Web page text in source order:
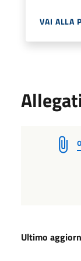
VAI ALLA
Ultimo